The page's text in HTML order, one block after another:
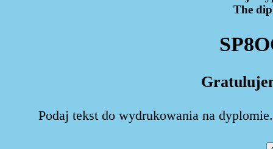
The
Podaj tekst do wydrukowania na